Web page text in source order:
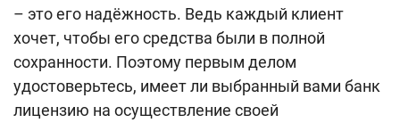
– это его надёжность. Ведь каждый клиент
хочет, чтобы его средства были в полной
сохранности. Поэтому первым делом
удостоверьтесь, имеет ли выбранный вами банк
лицензию на осуществление своей